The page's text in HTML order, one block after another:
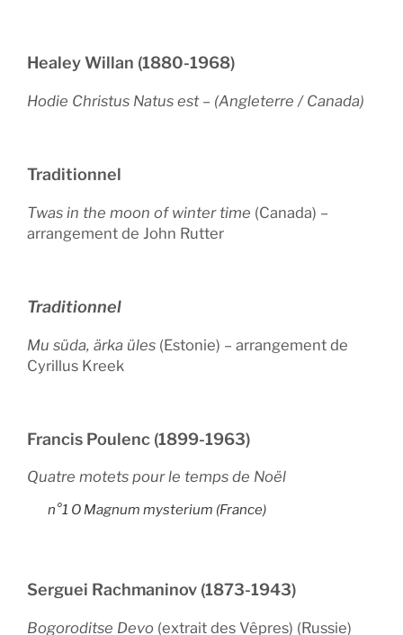
Healey Willan (1880-1968)
Hodie Christus Natus est – (Angleterre / Canada)
Traditionnel
Twas in the moon of winter time (Canada) –
arrangement de John Rutter
Traditionnel
Mu süda, ärka üles (Estonie) – arrangement de
Cyrillus Kreek
Francis Poulenc (1899-1963)
Quatre motets pour le temps de Noël
n°1 O Magnum mysterium (France)
Serguei Rachmaninov (1873-1943)
Bogoroditse Devo (extrait des Vêpres) (Russie)